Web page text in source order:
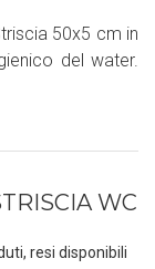
50x5 cm in
del water.
WC
resi disponibili